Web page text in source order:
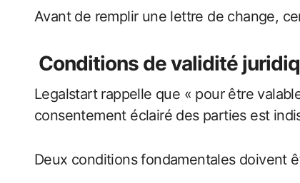
Avant de remplir une lettre de change,
Conditions de validité
Legalstart rappelle que « pour être
consentement éclairé des parties est
Deux conditions fondamentales doivent